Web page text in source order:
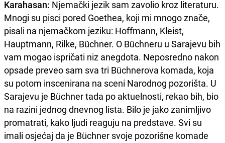
Karahasan: Njemački jezik sam zavolio kroz literaturu.
Mnogi su pisci pored Goethea, koji mi mnogo znače,
pisali na njemačkom jeziku: Hoffmann, Kleist,
Hauptmann, Rilke, Büchner. O Büchneru u Sarajevu bih
vam mogao ispričati niz anegdota. Neposredno nakon
opsade preveo sam sva tri Büchnerova komada, koja
su potom inscenirana na sceni Narodnog pozorišta. U
Sarajevu je Büchner tada po aktuelnosti, rekao bih, bio
na razini jednog dnevnog lista. Bilo je jako zanimljivo
promatrati, kako ljudi reaguju na predstave. Svi su
imali osjećaj da je Büchner svoje pozorišne komade